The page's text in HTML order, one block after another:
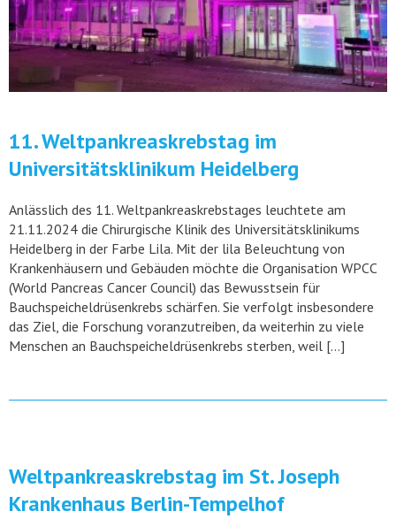
11. Weltpankreaskrebstag im
Universitätsklinikum Heidelberg
Anlässlich des 11. Weltpankreaskrebstages leuchtete am
21.11.2024 die Chirurgische Klinik des Universitätsklinikums
Heidelberg in der Farbe Lila. Mit der lila Beleuchtung von
Krankenhäusern und Gebäuden möchte die Organisation WPCC
(World Pancreas Cancer Council) das Bewusstsein für
Bauchspeicheldrüsenkrebs schärfen. Sie verfolgt insbesondere
das Ziel, die Forschung voranzutreiben, da weiterhin zu viele
Menschen an Bauchspeicheldrüsenkrebs sterben, weil […]
Weltpankreaskrebstag im St. Joseph
Krankenhaus Berlin-Tempelhof